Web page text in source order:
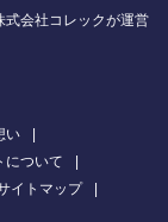
式会社コレックが運営
い
について
イトマップ